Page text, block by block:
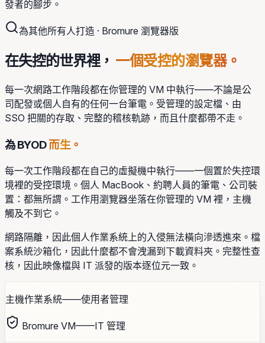
發者的腳步。
為其他所有人打造 · Bromure 瀏覽器版
在失控的世界裡， 一個受控的瀏覽器。
每一次網路工作階段都在你管理的 VM 中執行——不論是公
司配發或個人自有的任何一台筆電。受管理的設定檔、由
SSO 把關的存取、完整的稽核軌跡，而且什麼都帶不走。
為 BYOD而生。
每一次工作階段都在自己的虛擬機中執行——一個置於失控環
境裡的受控環境。個人 MacBook、約聘人員的筆電、公司裝
置：都無所謂。工作用瀏覽器坐落在你管理的 VM 裡，主機
觸及不到它。
網路隔離，因此個人作業系統上的入侵無法橫向滲透進來。檔
案系統沙箱化，因此什麼都不會洩漏到下載資料夾。完整性查
核，因此映像檔與 IT 派發的版本逐位元一致。
主機作業系統——使用者管理
Bromure VM——IT 管理